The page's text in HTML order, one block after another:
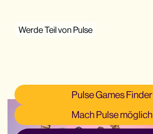
Werde Teil von Pulse
Pulse Games Finder
Mach Pulse möglich